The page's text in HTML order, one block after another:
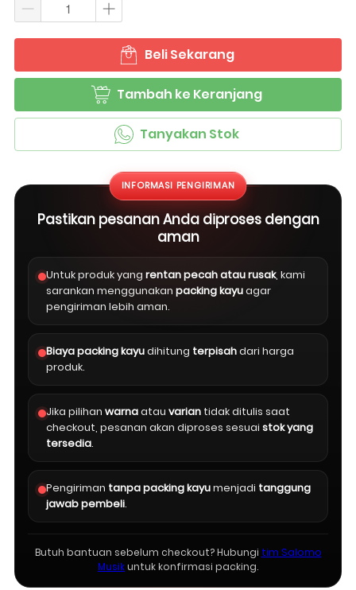
` Beli Sekarang
` Tambah ke Keranjang
` Tanyakan Stok
INFORMASI PENGIRIMAN
Pastikan pesanan Anda diproses dengan
aman
Untuk produk yang rentan pecah atau rusak, kami
sarankan menggunakan packing kayuagar
pengiriman lebih aman.
Biaya packing kayudihitung terpisahdari harga
produk.
Jika pilihan warnaatau varian tidak ditulis saat
checkout, pesanan akan diproses sesuai stok yang
tersedia.
Pengiriman tanpa packing kayumenjadi tanggung
jawab pembeli.
Butuh bantuan sebelum checkout? Hubungi tim Salomo
Musikuntuk konfirmasi packing.